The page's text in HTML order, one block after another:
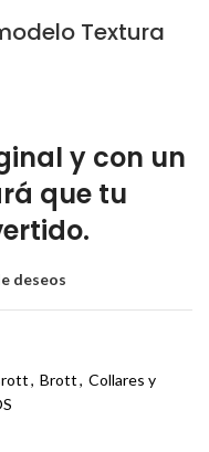
Textura
y con un
que tu
deseos
, Brott, Collares y